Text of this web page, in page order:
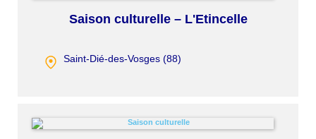
Saison culturelle – L'Etincelle
Saint-Dié-des-Vosges (88)